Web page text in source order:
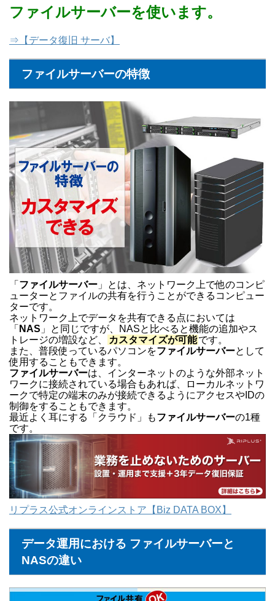
ファイルサーバーを使います。
⇒【データ復旧 サーバ】
ファイルサーバーの特徴
「 ファイルサーバー 」とは、ネットワーク上で他のコンピ
ューターとファイルの共有を行うことができるコンピュー
ターです。
ネットワーク上でデータを共有できる点においては
「 NAS 」と同じですが、NASと比べると機能の追加やス
トレージの増設など、
カスタマイズが可能です。
また、普段使っているパソコンをファイルサーバーとして
使用することもできます。
ファイルサーバーは、インターネットのような外部ネット
ワークに接続されている場合もあれば、ローカルネットワ
ークで特定の端末のみが接続できるようにアクセスやIDの
制御をすることもできます。
最近よく耳にする「クラウド」もファイルサーバーの1種
です。
リプラス公式オンラインストア【Biz DATA BOX】
データ運用における ファイルサーバーと
NASの違い